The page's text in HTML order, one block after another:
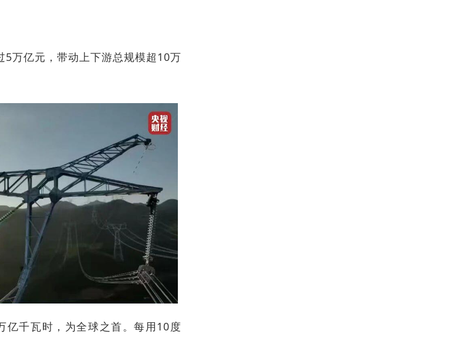
5万亿元，带动上下游总规模超10万
亿千瓦时，为全球之首。每用10度